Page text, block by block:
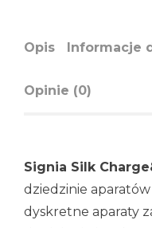
Opis Informacje
Opinie (0)
Signia Silk
dziedzinie
dyskretne aparaty